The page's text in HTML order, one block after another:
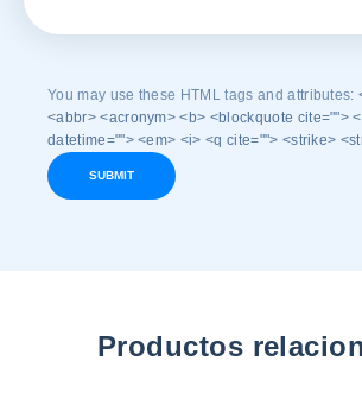
You may use these HTML tags and attributes:
<abbr> <acronym> <b> <blockquote cite="">
datetime=""> <em> <i> <q cite=""> <strike>
SUBMIT
Productos